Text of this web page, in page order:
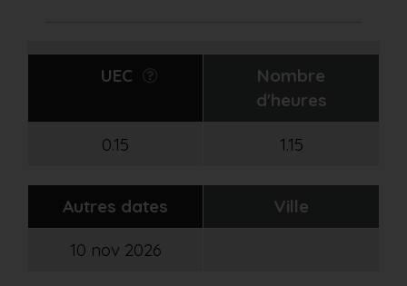
UEC
Nombre
d'heures
0.15 1.15
Autres dates
Ville
10 nov 2026